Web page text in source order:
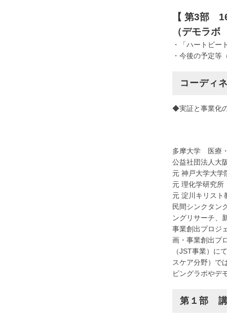
【 第3部
（デモラ
・「ハートビー
・今後の予定等
コーディ
◆実証と事業化
多摩大学 医療
公益社団法人大
元 神戸大学大
元 理化学研究
元 淀川キリス
民間シンクタン
ングリサーチ、
事業創出プロジ
画・事業創出プ
（JST事業）に
スケア分野）で
ビングラボやデ
第１部